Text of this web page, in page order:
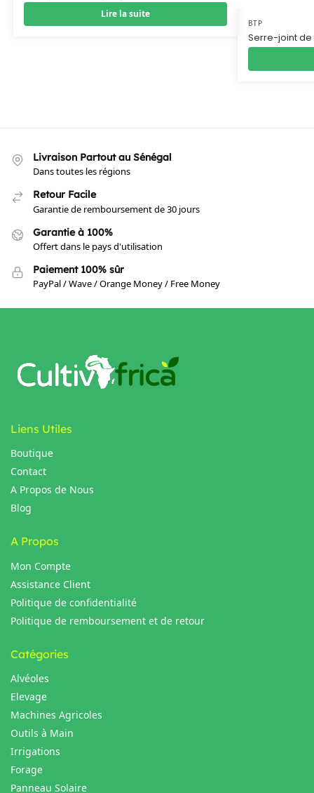
Lire la suite
BTP
Serre-joint
Livraison Partout au Sénégal
Dans toutes les régions
Retour Facile
Garantie de remboursement de 30 jours
Garantie à 100%
Offert dans le pays d'utilisation
Paiement 100% sûr
PayPal / Wave / Orange Money / Free Money
Liens Utiles
Boutique
Contact
A Propos de Nous
Blog
A Propos
Mon Compte
Assistance Client
Politique de confidentialité
Politique de remboursement et de retour
Catégories
Alvéoles
Elevage
Machines Agricoles
Outils à Main
Irrigations
Forage
Panneau Solaire